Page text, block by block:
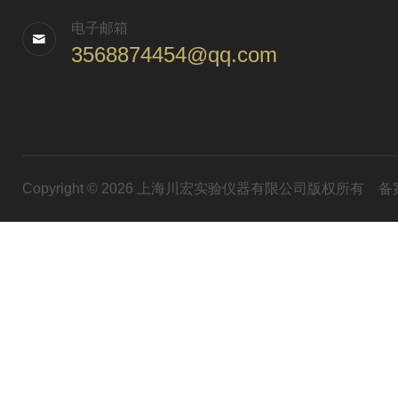
电子邮箱
3568874454@qq.com
Copyright © 2026 上海川宏实验仪器有限公司版权所有 备